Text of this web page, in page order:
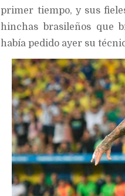
primer tiempo, y sus
hinchas brasileños que
había pedido ayer su